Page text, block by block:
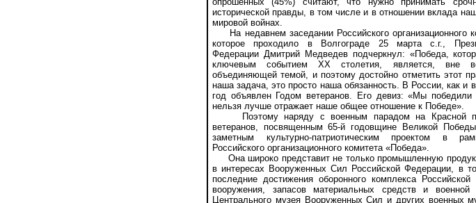
исторической правды, в том числе и в отношении вклада
мировой войнах.
На недавнем заседании Российского организационного
которое проходило в Волгограде 25 марта с.г.,
Федерации Дмитрий Медведев подчеркнул: «Победа,
ключевым событием ХХ столетия, является, вне
объединяющей темой, и поэтому достойно отметить этот
наша задача, это просто наша обязанность. В России, как и
год объявлен Годом ветеранов. Его девиз: «Мы
нельзя лучше отражает наше общее отношение к Победе».
Поэтому наряду с военным парадом на Красной
ветеранов, посвященным 65-й годовщине Великой
заметным культурно-патриотическим проектом в
Российского организационного комитета «Победа».
Она широко представит не только промышленную
в интересах Вооруженных Сил Российской Федерации, в
последние достижения оборонного комплекса
вооружения, запасов материальных средств и
Центрального музея Вооруженных Сил и других военных